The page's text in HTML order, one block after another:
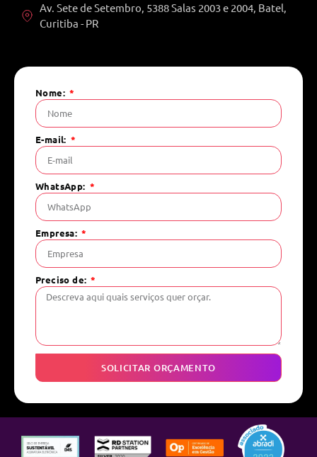
Av. Sete de Setembro, 5388 Salas 2003 e 2004, Batel,
Curitiba - PR
Nome:
E-mail:
WhatsApp:
Empresa:
Preciso de:
SOLICITAR ORÇAMENTO